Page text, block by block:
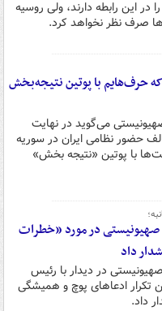
در این رابطه دارند، ولی روسیه
صرف نظر نخواهد کرد.
حرف‌هایم با پوتین نتیجه‌بخش
می‌گوید در نهایت
حضور نظامی ایران در سوریه
با پوتین «نتیجه بخش»
در مورد «خطرات
داد
در دیدار با رئیس
ادعاهای پوچ و همیشگی
داد.